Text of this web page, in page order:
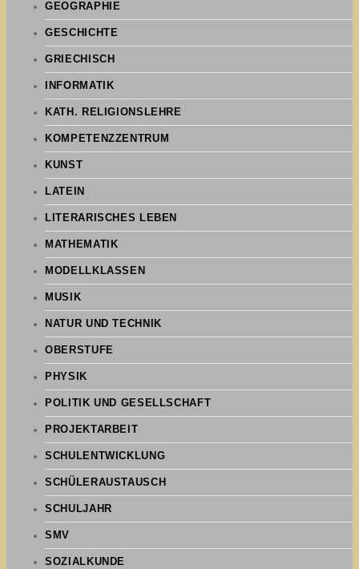
GEOGRAPHIE
GESCHICHTE
GRIECHISCH
INFORMATIK
KATH. RELIGIONSLEHRE
KOMPETENZZENTRUM
KUNST
LATEIN
LITERARISCHES LEBEN
MATHEMATIK
MODELLKLASSEN
MUSIK
NATUR UND TECHNIK
OBERSTUFE
PHYSIK
POLITIK UND GESELLSCHAFT
PROJEKTARBEIT
SCHULENTWICKLUNG
SCHÜLERAUSTAUSCH
SCHULJAHR
SMV
SOZIALKUNDE